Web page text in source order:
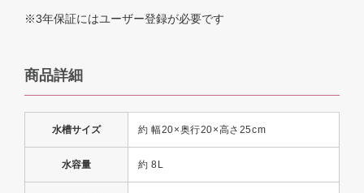
※3年保証にはユーザー登録が必要です
商品詳細
水槽サイズ 約 幅20×奥行20×高さ25cm
水容量 約 8L